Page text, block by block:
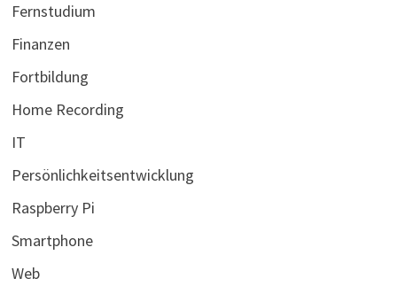
Fernstudium
Finanzen
Fortbildung
Home Recording
IT
Persönlichkeitsentwicklung
Raspberry Pi
Smartphone
Web